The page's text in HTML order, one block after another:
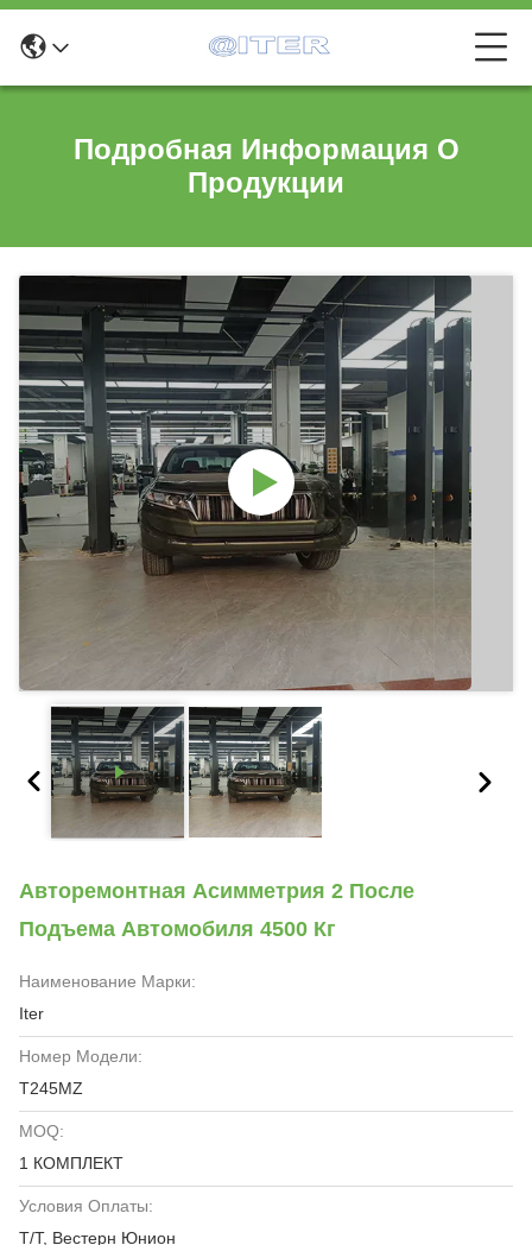
Подробная Информация О
Продукции
Авторемонтная Асимметрия 2 После
Подъема Автомобиля 4500 Кг
Наименование Марки:
Iter
Номер Модели:
T245MZ
MOQ:
1 КОМПЛЕКТ
Условия Оплаты:
Т/Т, Вестерн Юнион